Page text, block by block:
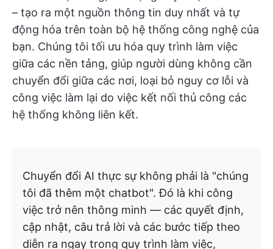
– tạo ra một nguồn thông tin duy nhất và tự
động hóa trên toàn bộ hệ thống công nghệ của
bạn. Chúng tôi tối ưu hóa quy trình làm việc
giữa các nền tảng, giúp người dùng không cần
chuyển đổi giữa các nơi, loại bỏ nguy cơ lỗi và
công việc làm lại do việc kết nối thủ công các
hệ thống không liên kết.
Chuyển đổi AI thực sự không phải là "chúng
tôi đã thêm một chatbot". Đó là khi công
việc trở nên thông minh — các quyết định,
cập nhật, câu trả lời và các bước tiếp theo
diễn ra ngay trong quy trình làm việc,